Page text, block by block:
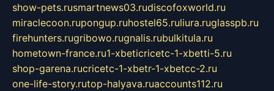
show-pets.rusmartnews03.rudiscofoxworld.ru
miraclecoon.rupongup.ruhostel65.ruliura.ruglasspb.ru
firehunters.rugribowo.rugnalis.rubulkitula.ru
hometown-france.ru1-xbeticricetc-1-xbetti-5.ru
shop-garena.rucricetc-1-xbetr-1-xbetcc-2.ru
one-life-story.rutop-halyava.ruaccounts112.ru